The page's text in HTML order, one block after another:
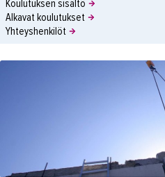
IN ENGLISH
Koulutuksen sisältö
Alkavat koulutukset
Yhteyshenkilöt